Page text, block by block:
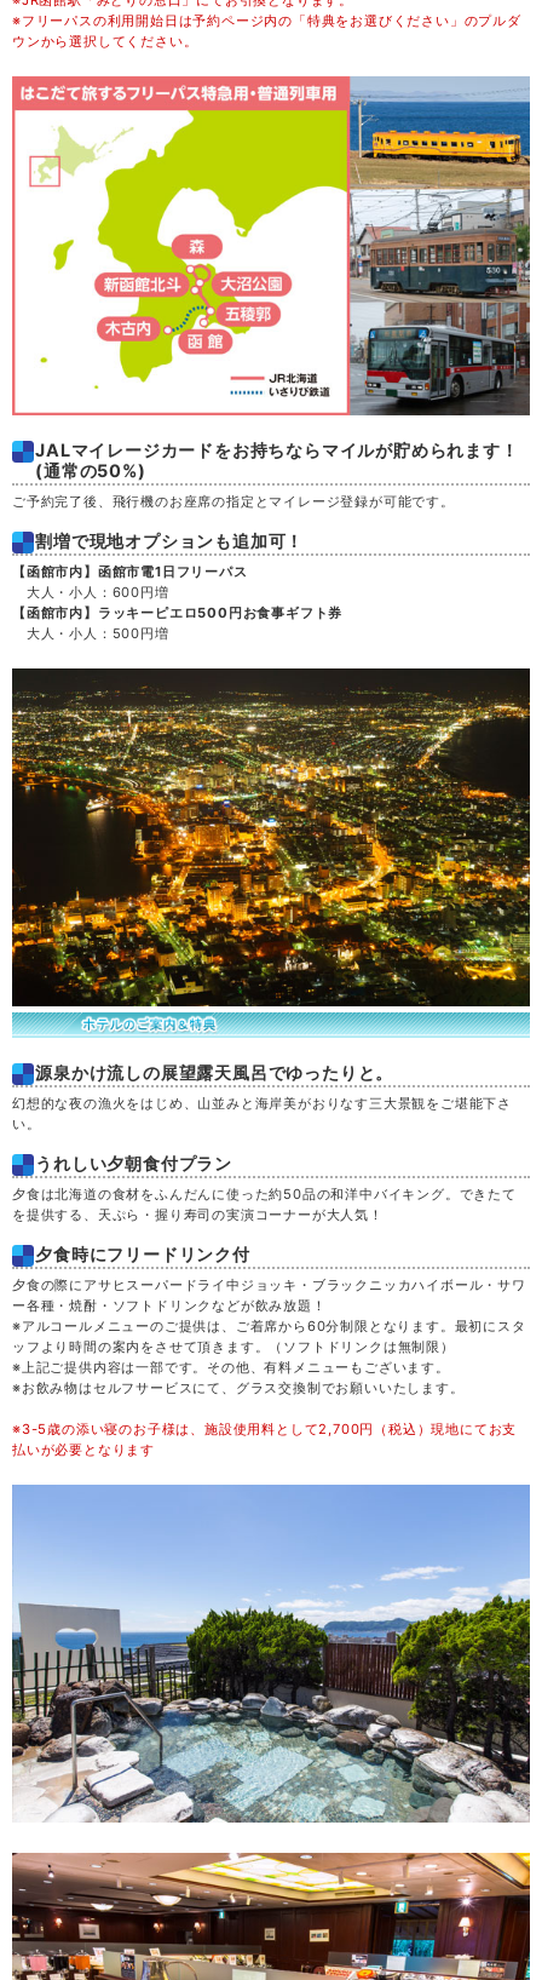
木 20
金 21
22
木 27
土 29
日 30
月 31
※フリーパスの利用開始日は予約ページ内の「特典をお選びください」のプルダ
ウンから選択してください。
JALマイレージカードをお持ちならマイルが貯められます！
(通常の50%)
ご予約完了後、飛行機のお座席の指定とマイレージ登録が可能です。
割増で現地オプションも追加可！
【函館市内】函館市電1日フリーパス
大人・小人：600円増
【函館市内】ラッキーピエロ500円お食事ギフト券
大人・小人：500円増
源泉かけ流しの展望露天風呂でゆったりと。
幻想的な夜の漁火をはじめ、山並みと海岸美がおりなす三大景観をご堪能下さ
い。
うれしい夕朝食付プラン
夕食は北海道の食材をふんだんに使った約50品の和洋中バイキング。できたて
を提供する、天ぷら・握り寿司の実演コーナーが大人気！
夕食時にフリードリンク付
夕食の際にアサヒスーパードライ中ジョッキ・ブラックニッカハイボール・サワ
ー各種・焼酎・ソフトドリンクなどが飲み放題！
※アルコールメニューのご提供は、ご着席から60分制限となります。最初にスタ
ッフより時間の案内をさせて頂きます。（ソフトドリンクは無制限）
※上記ご提供内容は一部です。その他、有料メニューもございます。
※お飲み物はセルフサービスにて、グラス交換制でお願いいたします。
※3-5歳の添い寝のお子様は、施設使用料として2,700円（税込）現地にてお支
払いが必要となります